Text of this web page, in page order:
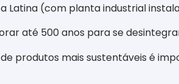
Latina (com planta industrial
até 500 anos para se
produtos mais sustentáveis é